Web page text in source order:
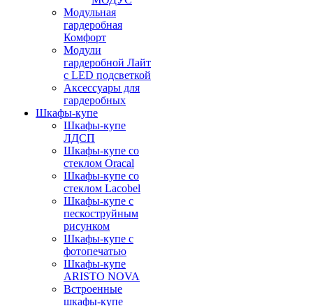
Модульная
гардеробная
Комфорт
Модули
гардеробной Лайт
с LED подсветкой
Аксессуары для
гардеробных
Шкафы-купе
Шкафы-купе
ЛДСП
Шкафы-купе со
стеклом Oracal
Шкафы-купе со
стеклом Lacobel
Шкафы-купе с
пескоструйным
рисунком
Шкафы-купе с
фотопечатью
Шкафы-купе
ARISTO NOVA
Встроенные
шкафы-купе